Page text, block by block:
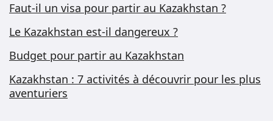
Faut-il un visa pour partir au Kazakhstan ?
Le Kazakhstan est-il dangereux ?
Budget pour partir au Kazakhstan
Kazakhstan : 7 activités à découvrir pour les plus
aventuriers